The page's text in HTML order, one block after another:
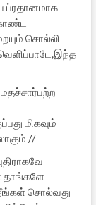
ப்ரதானமாக
சொல்லி
மிகவும்
//
தாங்களே
சொல்வது